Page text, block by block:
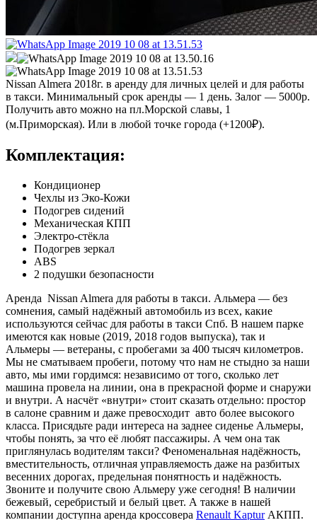
Nissan Almera 2018г. в аренду для личных целей и для работы
в такси. Минимальный срок аренды — 1 день. Залог — 5000р.
Получить авто можно на пл.Морской славы, 1
(м.Приморская). Или в любой точке города (+1200₽).
Комплектация:
Кондиционер
Чехлы из Эко-Кожи
Подогрев сидений
Механическая КПП
Электро-стёкла
Подогрев зеркал
ABS
2 подушки безопасности
Аренда Nissan Almera для работы в такси. Альмера — без
сомнения, самый надёжный автомобиль из всех, какие
используются сейчас для работы в такси Спб. В нашем парке
имеются как новые (2019, 2018 годов выпуска), так и
Альмеры — ветераны, с пробегами за 400 тысяч километров.
Мы не сматываем пробеги, потому что нам не стыдно за наши
авто, мы ими гордимся: независимо от того, сколько лет
машина провела на линии, она в прекрасной форме и снаружи
и внутри. А насчёт «внутри» стоит сказать отдельно: простор
в салоне сравним и даже превосходит авто более высокого
класса. Присядьте ради интереса на заднее сиденье Альмеры,
чтобы понять, за что её любят пассажиры. А чем она так
приглянулась водителям такси? Феноменальная надёжность,
вместительность, отличная управляемость даже на разбитых
весенних дорогах, предельная понятность и надёжность.
Звоните и получите свою Альмеру уже сегодня! В наличии
бежевый, серебристый и белый цвет. А также в нашей
компании доступна аренда кроссовера Renault KapturАКПП.